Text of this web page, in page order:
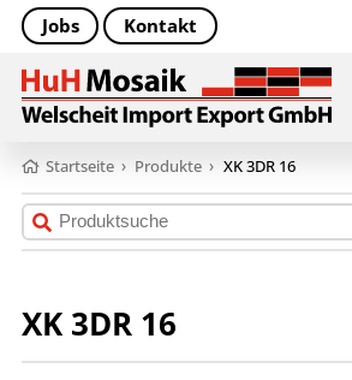
Jobs Kontakt
Startseite › Produkte › XK 3DR 16
XK 3DR 16